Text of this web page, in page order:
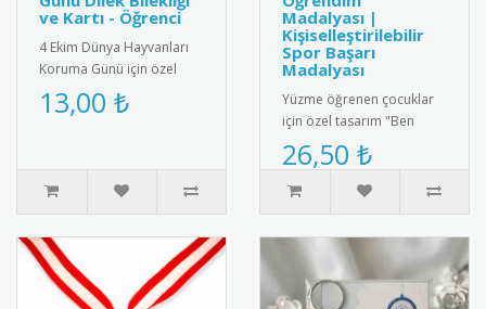
ve Kartı - Öğrenci
4 Ekim Dünya Hayvanları
Koruma Günü için özel
olarak hazırlanan bu
anlamlı hediye kartı ve
13,00 ₺
Madalyası |
Kişiselleştirilebilir
Spor Başarı
Madalyası
Yüzme öğrenen çocuklar
için özel tasarım "Ben
Yüzme Öğrendim"
madalyası. Kaliteli metal
malzemeden ü..
26,50 ₺